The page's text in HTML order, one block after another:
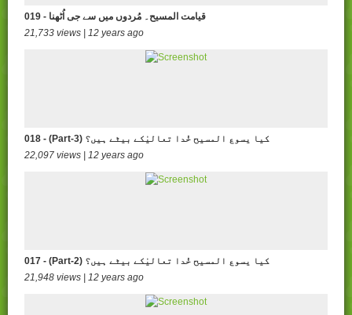
019 - قیامت المسیح۔ مُردوں میں سے جی اُٹھنا
21,733 views | 12 years ago
018 - (Part-3) کیا یسوع المسیح خُدا تعالیٰکے بیٹے ہیں؟
22,097 views | 12 years ago
017 - (Part-2) کیا یسوع المسیح خُدا تعالیٰکے بیٹے ہیں؟
21,948 views | 12 years ago